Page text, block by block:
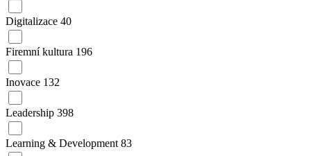
Digitalizace 40
Firemní kultura 196
Inovace 132
Leadership 398
Learning & Development 83